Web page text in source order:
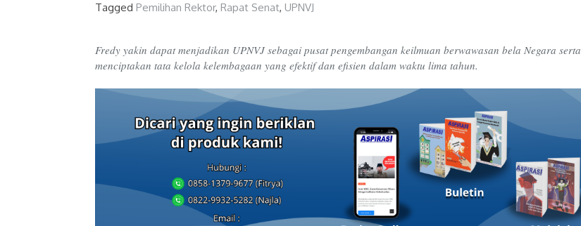
Tagged Pemilihan Rektor, Rapat Senat, UPNVJ
Fredy yakin dapat menjadikan UPNVJ sebagai pusat pengembangan keilmuan berwawasan bela Negara serta
menciptakan tata kelola kelembagaan yang efektif dan efisien dalam waktu lima tahun.